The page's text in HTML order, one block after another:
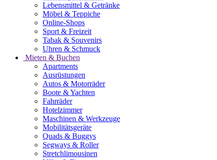
Lebensmittel & Getränke
Möbel & Teppiche
Online-Shops
Sport & Freizeit
Tabak & Souvenirs
Uhren & Schmuck
Mieten & Buchen
Apartments
Ausrüstungen
Autos & Motorräder
Boote & Yachten
Fahrräder
Hotelzimmer
Maschinen & Werkzeuge
Mobilitätsgeräte
Quads & Buggys
Segways & Roller
Stretchlimousinen